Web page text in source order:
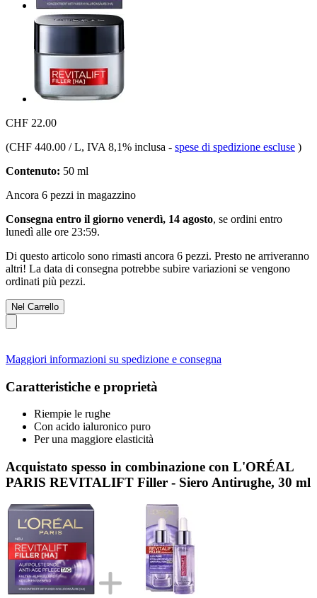
CHF 22.00
(CHF 440.00 / L, IVA 8,1% inclusa - spese di spedizione escluse )
Contenuto: 50 ml
Ancora 6 pezzi in magazzino
Consegna entro il giorno venerdì, 14 agosto, se ordini entro
lunedì alle ore 23:59.
Di questo articolo sono rimasti ancora 6 pezzi. Presto ne arriveranno
altri! La data di consegna potrebbe subire variazioni se vengono
ordinati più pezzi.
Nel Carrello
Maggiori informazioni su spedizione e consegna
Caratteristiche e proprietà
Riempie le rughe
Con acido ialuronico puro
Per una maggiore elasticità
Acquistato spesso in combinazione con L'ORÉAL
PARIS REVITALIFT Filler - Siero Antirughe, 30 ml